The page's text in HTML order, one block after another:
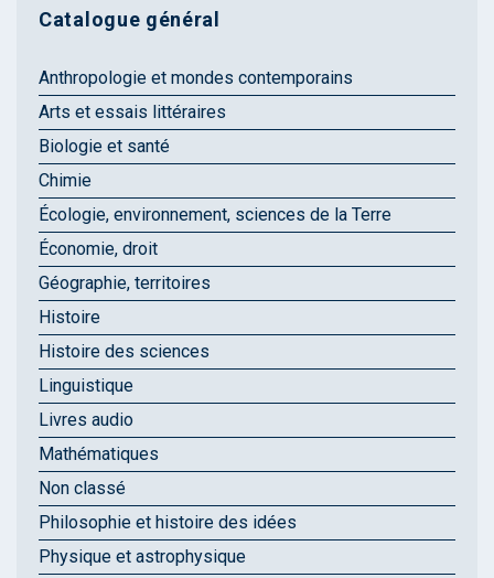
Catalogue général
Anthropologie et mondes contemporains
Arts et essais littéraires
Biologie et santé
Chimie
Écologie, environnement, sciences de la Terre
Économie, droit
Géographie, territoires
Histoire
Histoire des sciences
Linguistique
Livres audio
Mathématiques
Non classé
Philosophie et histoire des idées
Physique et astrophysique